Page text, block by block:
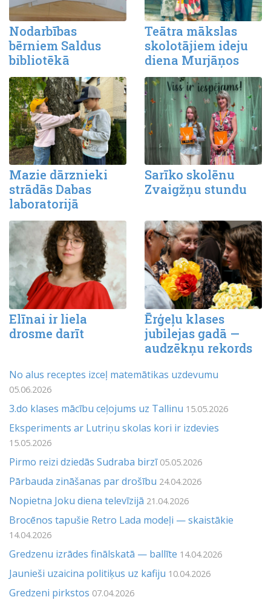
Nodarbības
bērniem Saldus
bibliotēkā
Teātra mākslas
skolotājiem ideju
diena Murjāņos
Mazie dārznieki
strādās Dabas
laboratorijā
Sarīko skolēnu
Zvaigžņu stundu
Elīnai ir liela
drosme darīt
Ērģeļu klases
jubilejas gadā —
audzēkņu rekords
No alus receptes izceļ matemātikas uzdevumu
05.06.2026
3.do klases mācību ceļojums uz Tallinu 15.05.2026
Eksperiments ar Lutriņu skolas kori ir izdevies
15.05.2026
Pirmo reizi dziedās Sudraba birzī 05.05.2026
Pārbauda zināšanas par drošību 24.04.2026
Nopietna Joku diena televīzijā 21.04.2026
Brocēnos tapušie Retro Lada modeļi — skaistākie
14.04.2026
Gredzenu izrādes finālskatā — ballīte 14.04.2026
Jaunieši uzaicina politiķus uz kafiju 10.04.2026
Gredzeni pirkstos 07.04.2026